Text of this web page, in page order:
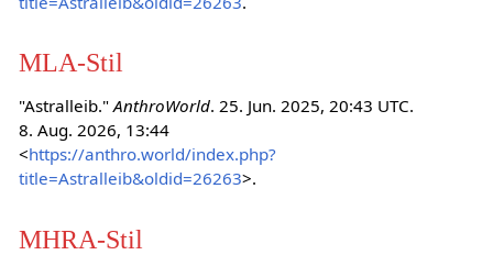
MLA-Stil
"Astralleib."AnthroWorld. 25. Jun. 2025, 20:43 UTC.
8. Aug. 2026, 13:44
<https://anthro.world/index.php?
title=Astralleib&oldid=26263>.
MHRA-Stil